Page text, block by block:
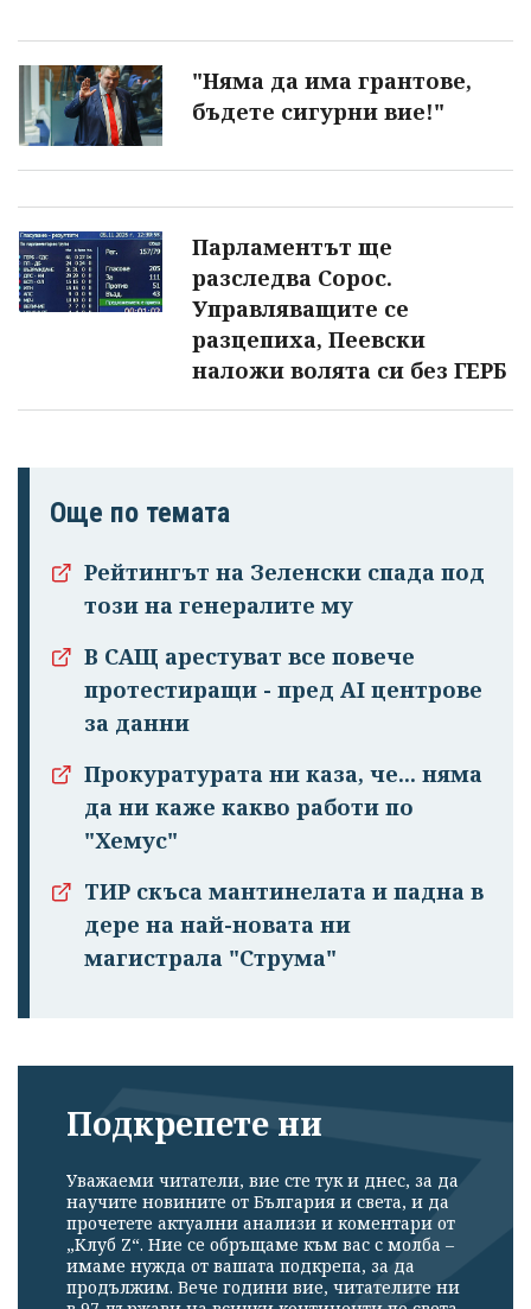
"Няма да има грантове,
бъдете сигурни вие!"
Парламентът ще
разследва Сорос.
Управляващите се
разцепиха, Пеевски
наложи волята си без ГЕРБ
Още по темата
Рейтингът на Зеленски спада под
този на генералите му
В САЩ арестуват все повече
протестиращи - пред AI центрове
за данни
Прокуратурата ни каза, че... няма
да ни каже какво работи по
"Хемус"
ТИР скъса мантинелата и падна в
дере на най-новата ни
магистрала "Струма"
Подкрепете ни
Уважаеми читатели, вие сте тук и днес, за да
научите новините от България и света, и да
прочетете актуални анализи и коментари от
„Клуб Z“. Ние се обръщаме към вас с молба –
имаме нужда от вашата подкрепа, за да
продължим. Вече години вие, читателите ни